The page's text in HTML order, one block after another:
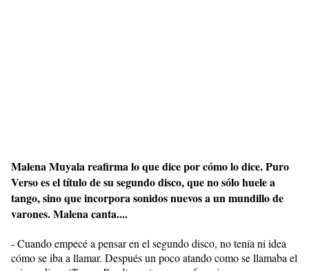
Malena Muyala reafirma lo que dice por cómo lo dice. Puro
Verso es el título de su segundo disco, que no sólo huele a
tango, sino que incorpora sonidos nuevos a un mundillo de
varones. Malena canta....
- Cuando empecé a pensar en el segundo disco, no tenía ni idea
cómo se iba a llamar. Después un poco atando como se llamaba el